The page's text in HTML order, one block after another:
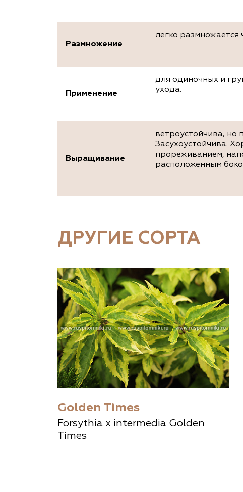
Размножение
легко
Применение
для одиночных и
ухода.
Выращивание
ветроустойчива, но
Засухоустойчива.
прореживанием,
расположенным
ДРУГИЕ СОРТА
Golden Times
Forsythia x intermedia Golden
Times